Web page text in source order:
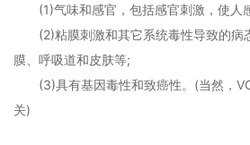
(1)气味和感官，包括感官刺激，使人
(2)粘膜刺激和其它系统毒性导致的病
膜、呼吸道和皮肤等;
(3)具有基因毒性和致癌性。(当然，
关)